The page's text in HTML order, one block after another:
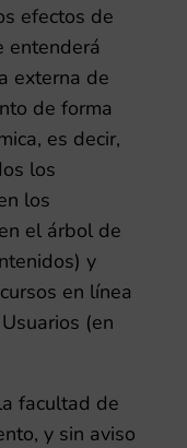
efectos de
entenderá
externa de
de forma
es decir,
los
los
el árbol de
y
en línea
(en
facultad de
y sin aviso